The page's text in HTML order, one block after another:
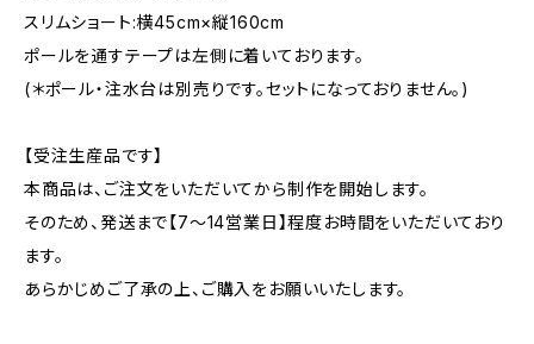
スリムショート:横45cm×縦160cm
ポールを通すテープは左側に着いております。
(＊ポール・注水台は別売りです。セットになっておりません。)
【受注生産品です】
本商品は、ご注文をいただいてから制作を開始します。
そのため、発送まで【7〜14営業日】程度お時間をいただいており
ます。
あらかじめご了承の上、ご購入をお願いいたします。